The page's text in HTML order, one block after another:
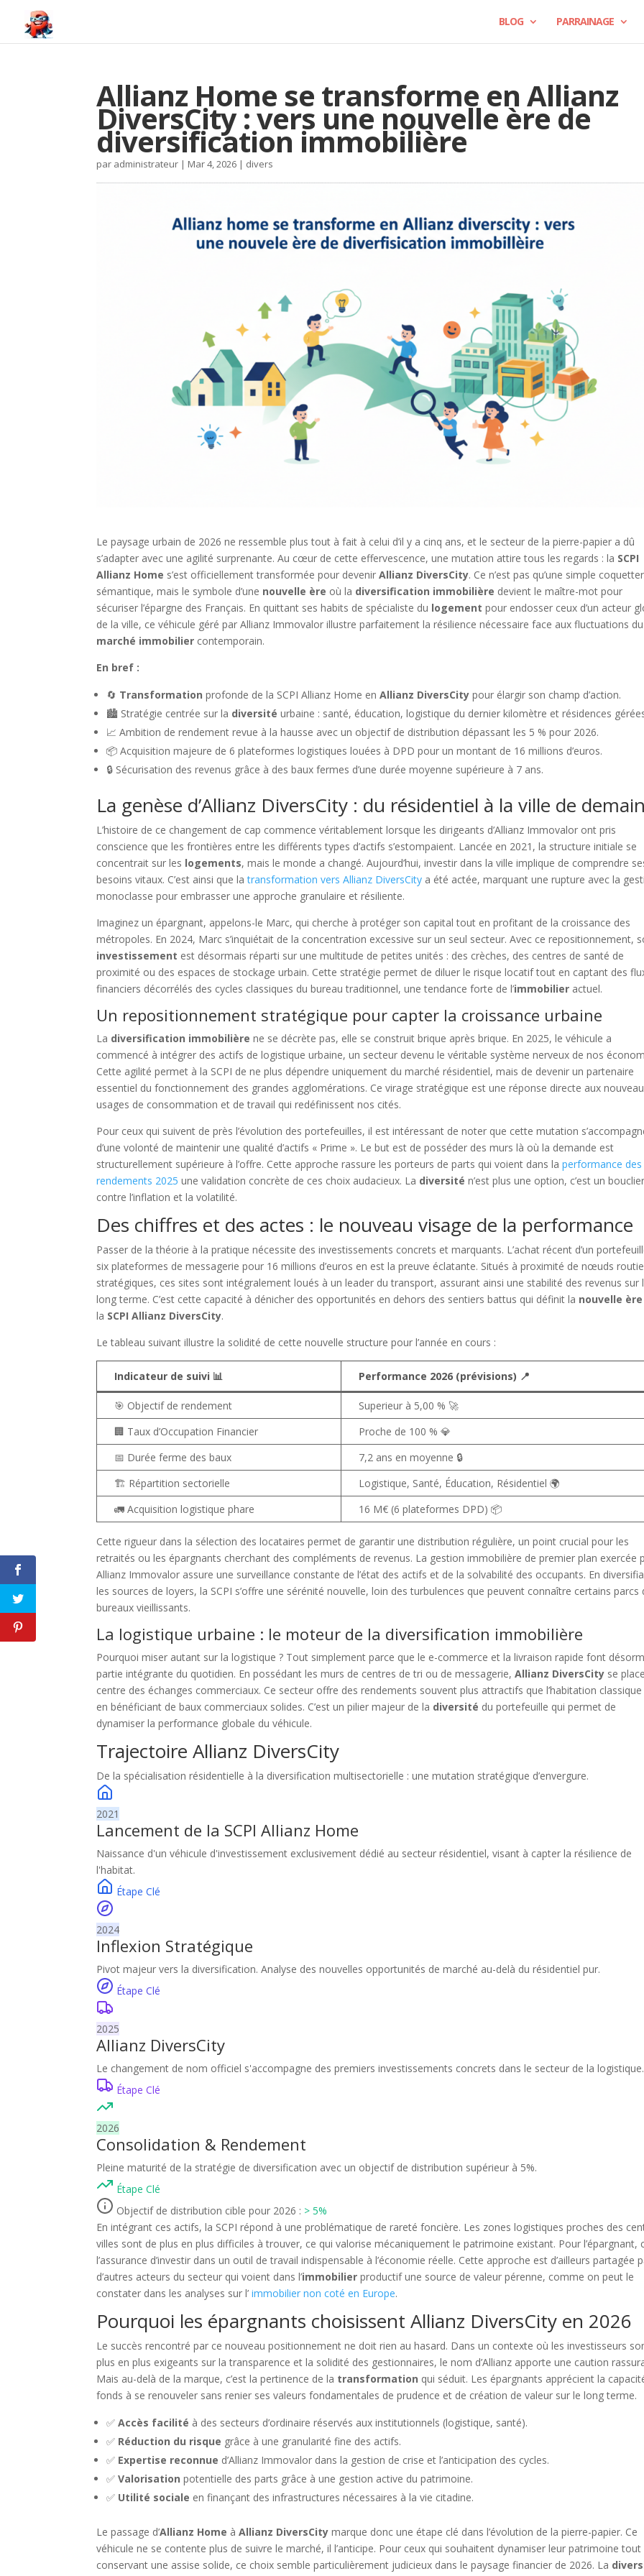
BLOG PARRAINAGE
Allianz Home se transforme en Allianz
DiversCity : vers une nouvelle ère de
diversification immobilière
par administrateur | Mar 4, 2026 | divers
Le paysage urbain de 2026 ne ressemble plus tout à fait à celui d’il y a cinq ans, et le secteur de la pierre-papier a dû
s’adapter avec une agilité surprenante. Au cœur de cette effervescence, une mutation attire tous les regards : la SCPI
Allianz Home s’est officiellement transformée pour devenirAllianz DiversCity. Ce n’est pas qu’une simple
sémantique, mais le symbole d’une nouvelle ère où la diversification immobilière devient le maître-mot pour
sécuriser l’épargne des Français. En quittant ses habits de spécialiste du logement pour endosser ceux d’un acteur
de la ville, ce véhicule géré par Allianz Immovalor illustre parfaitement la résilience nécessaire face aux fluctuations du
marché immobilier contemporain.
En bref :
🔄 Transformation profonde de la SCPI Allianz Home enAllianz DiversCity pour élargir son champ d’action.
🏙️ Stratégie centrée sur la diversité urbaine : santé, éducation, logistique du dernier kilomètre et résidences
📈 Ambition de rendement revue à la hausse avec un objectif de distribution dépassant les 5 % pour 2026.
📦 Acquisition majeure de 6 plateformes logistiques louées à DPD pour un montant de 16 millions d’euros.
🔒 Sécurisation des revenus grâce à des baux fermes d’une durée moyenne supérieure à 7 ans.
La genèse d’Allianz DiversCity : du résidentiel à la ville de demain
L’histoire de ce changement de cap commence véritablement lorsque les dirigeants d’Allianz Immovalor ont pris
conscience que les frontières entre les différents types d’actifs s’estompaient. Lancée en 2021, la structure initiale se
concentrait sur les logements, mais le monde a changé. Aujourd’hui, investir dans la ville implique de comprendre
besoins vitaux. C’est ainsi que latransformation vers Allianz DiversCity a été actée, marquant une rupture avec la
monoclasse pour embrasser une approche granulaire et résiliente.
Imaginez un épargnant, appelons-le Marc, qui cherche à protéger son capital tout en profitant de la croissance des
métropoles. En 2024, Marc s’inquiétait de la concentration excessive sur un seul secteur. Avec ce repositionnement,
investissement est désormais réparti sur une multitude de petites unités : des crèches, des centres de santé de
proximité ou des espaces de stockage urbain. Cette stratégie permet de diluer le risque locatif tout en captant des
financiers décorrélés des cycles classiques du bureau traditionnel, une tendance forte de l’immobilier actuel.
Un repositionnement stratégique pour capter la croissance urbaine
La diversification immobilière ne se décrète pas, elle se construit brique après brique. En 2025, le véhicule a
commencé à intégrer des actifs de logistique urbaine, un secteur devenu le véritable système nerveux de nos
Cette agilité permet à la SCPI de ne plus dépendre uniquement du marché résidentiel, mais de devenir un partenaire
essentiel du fonctionnement des grandes agglomérations. Ce virage stratégique est une réponse directe aux
usages de consommation et de travail qui redéfinissent nos cités.
Pour ceux qui suivent de près l’évolution des portefeuilles, il est intéressant de noter que cette mutation
d’une volonté de maintenir une qualité d’actifs « Prime ». Le but est de posséder des murs là où la demande est
structurellement supérieure à l’offre. Cette approche rassure les porteurs de parts qui voient dans laperformance des
rendements 2025 une validation concrète de ces choix audacieux. La diversité n’est plus une option, c’est un bouclier
contre l’inflation et la volatilité.
Des chiffres et des actes : le nouveau visage de la performance
Passer de la théorie à la pratique nécessite des investissements concrets et marquants. L’achat récent d’un
six plateformes de messagerie pour 16 millions d’euros en est la preuve éclatante. Situés à proximité de nœuds
stratégiques, ces sites sont intégralement loués à un leader du transport, assurant ainsi une stabilité des revenus sur
long terme. C’est cette capacité à dénicher des opportunités en dehors des sentiers battus qui définit la nouvelle ère
la SCPI Allianz DiversCity.
Le tableau suivant illustre la solidité de cette nouvelle structure pour l’année en cours :
Indicateur de suivi 📊 Performance 2026 (prévisions) 📍
🎯 Objectif de rendement
Superieur à 5,00 % 🚀
🏢 Taux d’Occupation Financier
Proche de 100 % 💎
📅 Durée ferme des baux
7,2 ans en moyenne 🔒
🏗️ Répartition sectorielle
Logistique, Santé, Éducation, Résidentiel 🌍
🚛 Acquisition logistique phare
16 M€ (6 plateformes DPD) 📦
Cette rigueur dans la sélection des locataires permet de garantir une distribution régulière, un point crucial pour les
retraités ou les épargnants cherchant des compléments de revenus. La gestion immobilière de premier plan exercée
Allianz Immovalor assure une surveillance constante de l’état des actifs et de la solvabilité des occupants. En
les sources de loyers, la SCPI s’offre une sérénité nouvelle, loin des turbulences que peuvent connaître certains parcs
bureaux vieillissants.
La logistique urbaine : le moteur de la diversification immobilière
Pourquoi miser autant sur la logistique ? Tout simplement parce que le e-commerce et la livraison rapide font
partie intégrante du quotidien. En possédant les murs de centres de tri ou de messagerie,Allianz DiversCity se
centre des échanges commerciaux. Ce secteur offre des rendements souvent plus attractifs que l’habitation
en bénéficiant de baux commerciaux solides. C’est un pilier majeur de la diversité du portefeuille qui permet de
dynamiser la performance globale du véhicule.
Trajectoire Allianz DiversCity
De la spécialisation résidentielle à la diversification multisectorielle : une mutation stratégique d’envergure.
2021
Lancement de la SCPI Allianz Home
Naissance d'un véhicule d'investissement exclusivement dédié au secteur résidentiel, visant à capter la résilience de
l'habitat.
Étape Clé
2024
Inflexion Stratégique
Pivot majeur vers la diversification. Analyse des nouvelles opportunités de marché au-delà du résidentiel pur.
Étape Clé
2025
Allianz DiversCity
Le changement de nom officiel s'accompagne des premiers investissements concrets dans le secteur de la logistique.
Étape Clé
2026
Consolidation & Rendement
Pleine maturité de la stratégie de diversification avec un objectif de distribution supérieur à 5%.
Étape Clé
Objectif de distribution cible pour 2026 : > 5%
En intégrant ces actifs, la SCPI répond à une problématique de rareté foncière. Les zones logistiques proches des
villes sont de plus en plus difficiles à trouver, ce qui valorise mécaniquement le patrimoine existant. Pour l’épargnant,
l’assurance d’investir dans un outil de travail indispensable à l’économie réelle. Cette approche est d’ailleurs partagée
d’autres acteurs du secteur qui voient dans l’immobilier productif une source de valeur pérenne, comme on peut le
constater dans les analyses sur l’immobilier non coté en Europe.
Pourquoi les épargnants choisissent Allianz DiversCity en 2026
Le succès rencontré par ce nouveau positionnement ne doit rien au hasard. Dans un contexte où les investisseurs
plus en plus exigeants sur la transparence et la solidité des gestionnaires, le nom d’Allianz apporte une caution
Mais au-delà de la marque, c’est la pertinence de la transformation qui séduit. Les épargnants apprécient la
fonds à se renouveler sans renier ses valeurs fondamentales de prudence et de création de valeur sur le long terme.
✅Accès facilité à des secteurs d’ordinaire réservés aux institutionnels (logistique, santé).
✅ Réduction du risque grâce à une granularité fine des actifs.
✅ Expertise reconnue d’Allianz Immovalor dans la gestion de crise et l’anticipation des cycles.
✅Valorisation potentielle des parts grâce à une gestion active du patrimoine.
✅ Utilité sociale en finançant des infrastructures nécessaires à la vie citadine.
Le passage d’Allianz Home àAllianz DiversCity marque donc une étape clé dans l’évolution de la pierre-papier. Ce
véhicule ne se contente plus de suivre le marché, il l’anticipe. Pour ceux qui souhaitent dynamiser leur patrimoine tout
conservant une assise solide, ce choix semble particulièrement judicieux dans le paysage financier de 2026. La
Tout mon contenu est gratuit
Merci de m'aider à le partager !
Facebook Twitter